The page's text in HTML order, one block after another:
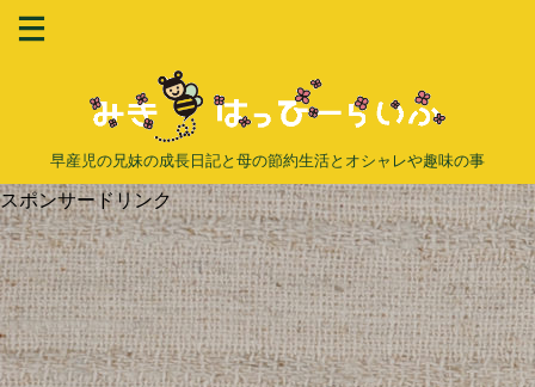
早産児の兄妹の成長日記と母の節約生活とオシャレや趣味の事
スポンサードリンク